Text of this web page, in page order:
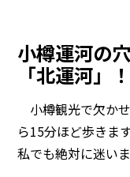
小樽運河の
「北運河」！
小樽観光で欠か
ら15分ほど歩きま
私でも絶対に迷いま